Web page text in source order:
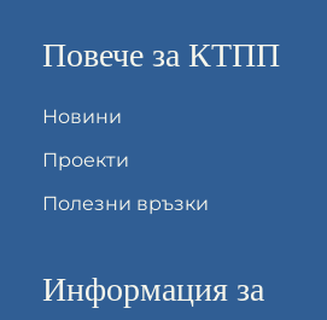
Повече за КТПП
Новини
Проекти
Полезни връзки
Информация за